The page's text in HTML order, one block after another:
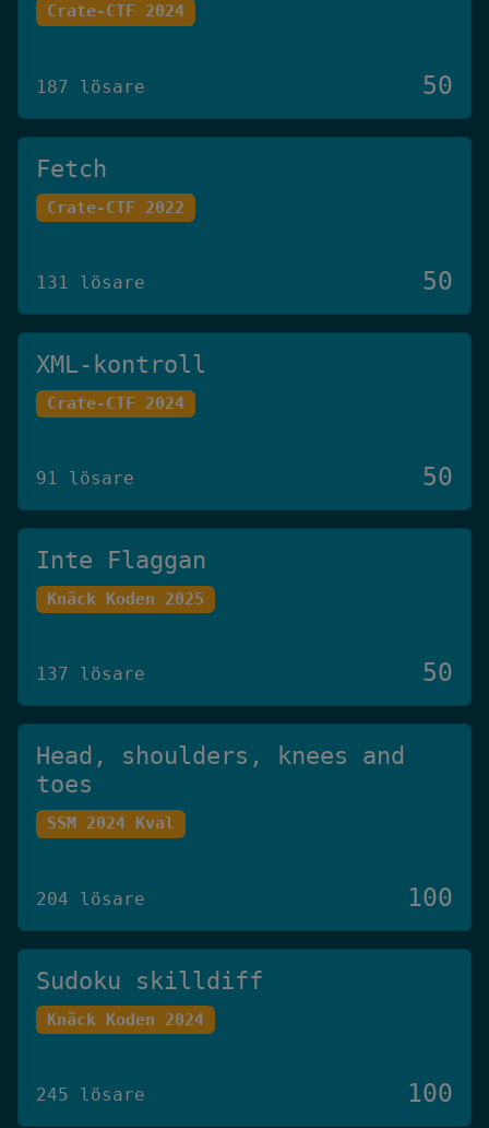
Crate-CTF 2024
187 lösare 50
Fetch
Crate-CTF 2022
131 lösare 50
XML-kontroll
Crate-CTF 2024
91 lösare 50
Inte Flaggan
Knäck Koden 2025
137 lösare 50
Head, shoulders, knees and
toes
SSM 2024 Kval
204 lösare 100
Sudoku skilldiff
Knäck Koden 2024
245 lösare 100